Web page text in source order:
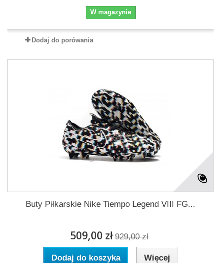
W magazynie
Dodaj do porówania
Buty Piłkarskie Nike Tiempo Legend VIII FG...
509,00 zł 929,00 zł
Dodaj do koszyka Więcej